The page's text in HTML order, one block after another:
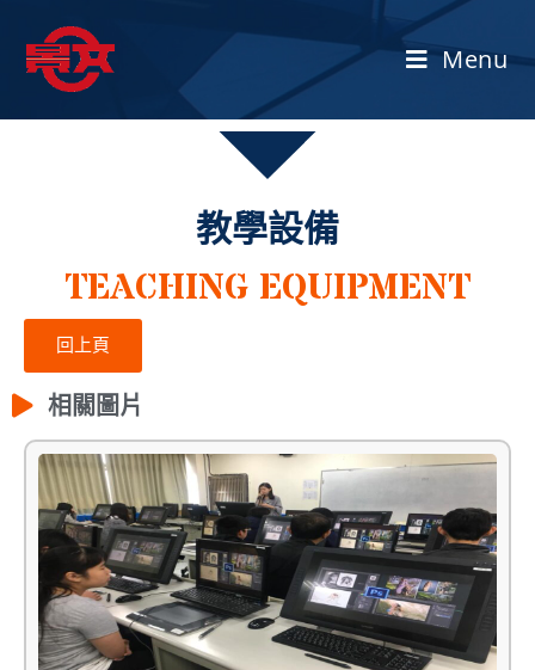
Menu
教學設備
TEACHING EQUIPMENT
回上頁
相關圖片